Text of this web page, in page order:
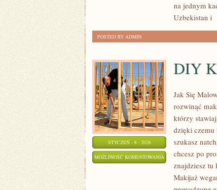
na jednym
Uzbekistan i
POSTED BY ADMIN
STYCZEŃ - 8 - 2026
MOŻLIWOŚĆ KOMENTOWANIA
KOSMETYCZNE
DIY
Jak Się
rozwinąć
którzy
dzięki czemu
szukasz
chcesz po
znajdziesz tu
Makijaż